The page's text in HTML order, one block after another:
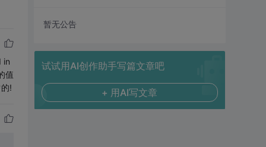
in
值
!
暂无公告
试试用AI创作助手写篇文章吧
+ 用AI写文章